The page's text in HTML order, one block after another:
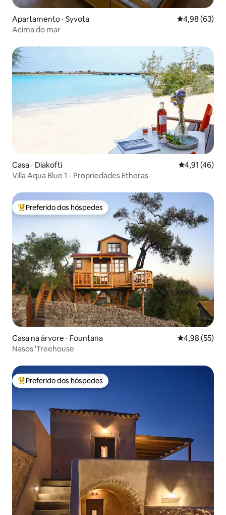
Apartamento ⋅ Syvota 4,98 de uma
4,98 (63)
Acima do mar
Casa ⋅ Diakofti 4,91 de uma
4,91 (46)
Villa Aqua Blue 1 - Propriedades Etheras
Entre os melhores preferidos dos hóspedes
Preferido dos hóspedes
Casa na árvore ⋅ Fountana 4,98 de uma
4,98 (55)
Nasos 'Treehouse
Entre os melhores preferidos dos hóspedes
Preferido dos hóspedes